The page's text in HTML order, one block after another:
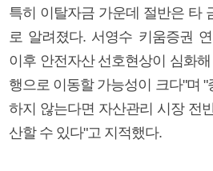
특히 이탈자금 가운데 절반은 타
로 알려졌다. 서영수 키움증권
이후 안전자산 선호현상이 심화
행으로 이동할 가능성이 크다"며
하지 않는다면 자산관리 시장 전
산할 수 있다"고 지적했다.